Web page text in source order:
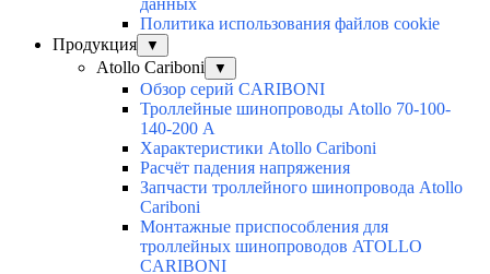
Политика использования файлов cookie
Продукция
▼
Atollo Cariboni ▼
Обзор серий CARIBONI
Троллейные шинопроводы Atollo 70-100-
140-200 А
Характеристики Atollo Cariboni
Расчёт падения напряжения
Запчасти троллейного шинопровода Atollo
Cariboni
Монтажные приспособления для
троллейных шинопроводов ATOLLO
CARIBONI